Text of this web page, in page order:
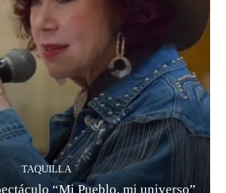
TAQUILLA
“Mi Pueblo, mi universo”